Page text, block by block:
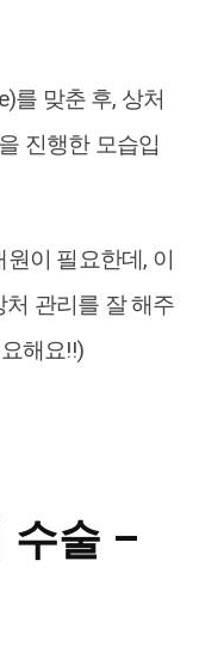
를 맞춘 후, 상처
진행한 모습입
이 필요한데, 이
관리를 잘 해주
해요!!)
수술 –